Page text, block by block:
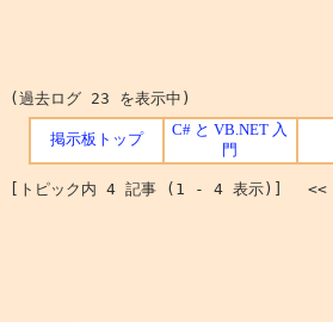
(過去ログ 23 を表示中)
掲示板トップ
C# と VB.NET 入
門
[トピック内 4 記事 (1 - 4 表示)] <<